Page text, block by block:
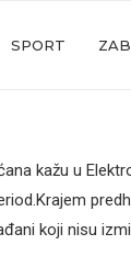
SPORT
kažu u
koji nisu